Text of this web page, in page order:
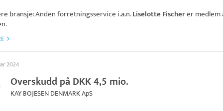
bransje: Anden forretningsservice i.a.n.Liselotte Fischerer medlem
2024
Overskudd på DKK 4,5 mio.
KAY BOJESEN DENMARK ApS